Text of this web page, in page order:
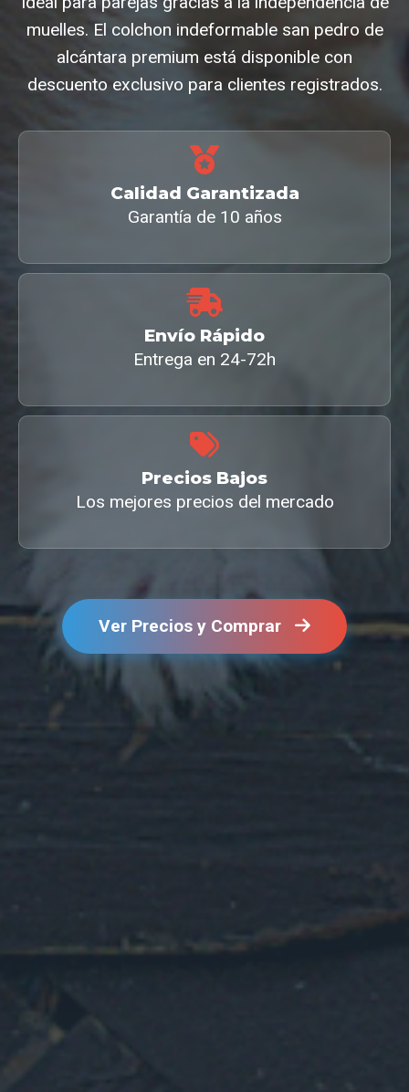
muelles. El colchon indeformable san pedro de
alcántara premium está disponible con
descuento exclusivo para clientes registrados.
Calidad Garantizada
Garantía de 10 años
Envío Rápido
Entrega en 24-72h
Precios Bajos
Los mejores precios del mercado
Ver Precios y Comprar